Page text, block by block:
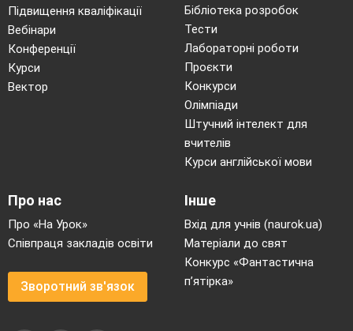
Підвищення кваліфікації
Вебінари
Конференції
Курси
Вектор
Бібліотека розробок
Тести
Лабораторні роботи
Проєкти
Конкурси
Олімпіади
Штучний інтелект для
вчителів
Курси англійської мови
Про нас
Про «На Урок»
Співпраця закладів освіти
Зворотний зв'язок
Інше
Вхід для учнів (naurok.ua)
Матеріали до свят
Конкурс «Фантастична
п’ятірка»